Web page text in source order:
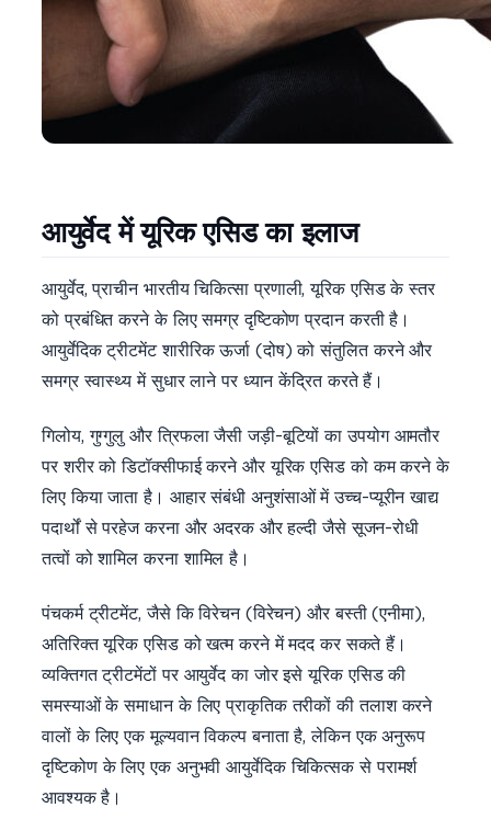
आयुर्वेद में यूरिक एसिड का इलाज
आयुर्वेद, प्राचीन भारतीय चिकित्सा प्रणाली, यूरिक एसिड के स्तर
को प्रबंधित करने के लिए समग्र दृष्टिकोण प्रदान करती है।
आयुर्वेदिक ट्रीटमेंट शारीरिक ऊर्जा (दोष) को संतुलित करने और
समग्र स्वास्थ्य में सुधार लाने पर ध्यान केंद्रित करते हैं।
गिलोय, गुग्गुलु और त्रिफला जैसी जड़ी-बूटियों का उपयोग आमतौर
पर शरीर को डिटॉक्सीफाई करने और यूरिक एसिड को कम करने के
लिए किया जाता है। आहार संबंधी अनुशंसाओं में उच्च-प्यूरीन खाद्य
पदार्थों से परहेज करना और अदरक और हल्दी जैसे सूजन-रोधी
तत्वों को शामिल करना शामिल है।
पंचकर्म ट्रीटमेंट, जैसे कि विरेचन (विरेचन) और बस्ती (एनीमा),
अतिरिक्त यूरिक एसिड को खत्म करने में मदद कर सकते हैं।
व्यक्तिगत ट्रीटमेंटों पर आयुर्वेद का जोर इसे यूरिक एसिड की
समस्याओं के समाधान के लिए प्राकृतिक तरीकों की तलाश करने
वालों के लिए एक मूल्यवान विकल्प बनाता है, लेकिन एक अनुरूप
दृष्टिकोण के लिए एक अनुभवी आयुर्वेदिक चिकित्सक से परामर्श
आवश्यक है।